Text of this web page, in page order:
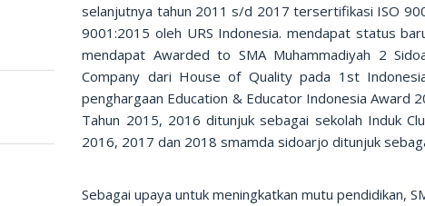
selanjutnya tahun 2011 s/d 2017 tersertifikasi ISO
9001:2015 oleh URS Indonesia. mendapat status
mendapat Awarded to SMA Muhammadiyah 2
Company dari House of Quality pada 1st
penghargaan Education & Educator Indonesia Award
Tahun 2015, 2016 ditunjuk sebagai sekolah Induk
2016, 2017 dan 2018 smamda sidoarjo ditunjuk
Sebagai upaya untuk meningkatkan mutu pendidikan,